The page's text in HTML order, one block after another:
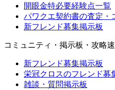
開眼金特必要経験点一覧
パワクエ契約書の査定・
新フレンド募集掲示板
コミュニティ・掲示板・攻略
新フレンド募集掲示板
栄冠クロスのフレンド募
雑談・質問掲示板